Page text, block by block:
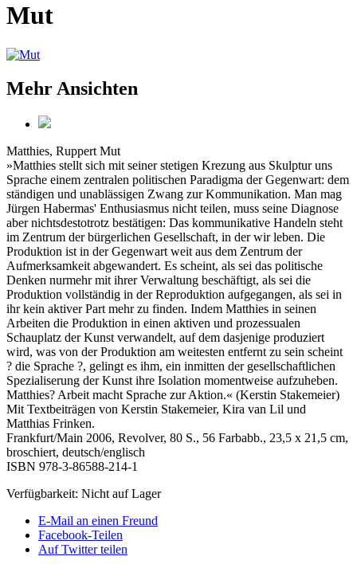
Mut
Mehr Ansichten
Matthies, Ruppert Mut
»Matthies stellt sich mit seiner stetigen Krezung aus Skulptur uns
Sprache einem zentralen politischen Paradigma der Gegenwart: dem
ständigen und unablässigen Zwang zur Kommunikation. Man mag
Jürgen Habermas' Enthusiasmus nicht teilen, muss seine Diagnose
aber nichtsdestotrotz bestätigen: Das kommunikative Handeln steht
im Zentrum der bürgerlichen Gesellschaft, in der wir leben. Die
Produktion ist in der Gegenwart weit aus dem Zentrum der
Aufmerksamkeit abgewandert. Es scheint, als sei das politische
Denken nurmehr mit ihrer Verwaltung beschäftigt, als sei die
Produktion vollständig in der Reproduktion aufgegangen, als sei in
ihr kein aktiver Part mehr zu finden. Indem Matthies in seinen
Arbeiten die Produktion in einen aktiven und prozessualen
Schauplatz der Kunst verwandelt, auf dem dasjenige produziert
wird, was von der Produktion am weitesten entfernt zu sein scheint
? die Sprache ?, gelingt es ihm, ein inmitten der gesellschaftlichen
Spezialiserung der Kunst ihre Isolation momentweise aufzuheben.
Matthies? Arbeit macht Sprache zur Aktion.« (Kerstin Stakemeier)
Mit Textbeiträgen von Kerstin Stakemeier, Kira van Lil und
Matthias Frinken.
Frankfurt/Main 2006, Revolver, 80 S., 56 Farbabb., 23,5 x 21,5 cm,
broschiert, deutsch/englisch
ISBN 978-3-86588-214-1
Verfügbarkeit: Nicht auf Lager
E-Mail an einen Freund
Facebook-Teilen
Auf Twitter teilen